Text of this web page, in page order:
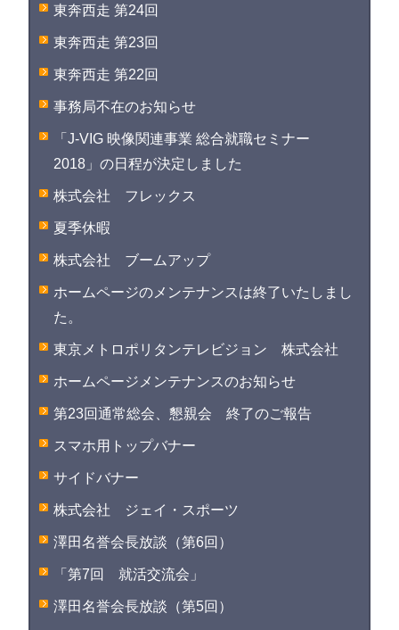
東奔西走 第24回
東奔西走 第23回
東奔西走 第22回
事務局不在のお知らせ
「J-VIG 映像関連事業 総合就職セミナー
2018」の日程が決定しました
株式会社 フレックス
夏季休暇
株式会社 ブームアップ
ホームページのメンテナンスは終了いたしまし
た。
東京メトロポリタンテレビジョン 株式会社
ホームページメンテナンスのお知らせ
第23回通常総会、懇親会 終了のご報告
スマホ用トップバナー
サイドバナー
株式会社 ジェイ・スポーツ
澤田名誉会長放談（第6回）
「第7回 就活交流会」
澤田名誉会長放談（第5回）